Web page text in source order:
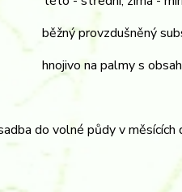
běžný provzdušněný
hnojivo na palmy s
do volné půdy v měsících